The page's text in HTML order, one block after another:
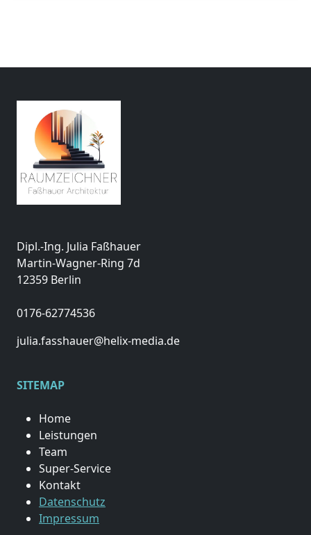
Dipl.-Ing. Julia Faßhauer
Martin-Wagner-Ring 7d
12359 Berlin
0176-62774536
julia.fasshauer@helix-media.de
SITEMAP
Home
Leistungen
Team
Super-Service
Kontakt
Datenschutz
Impressum